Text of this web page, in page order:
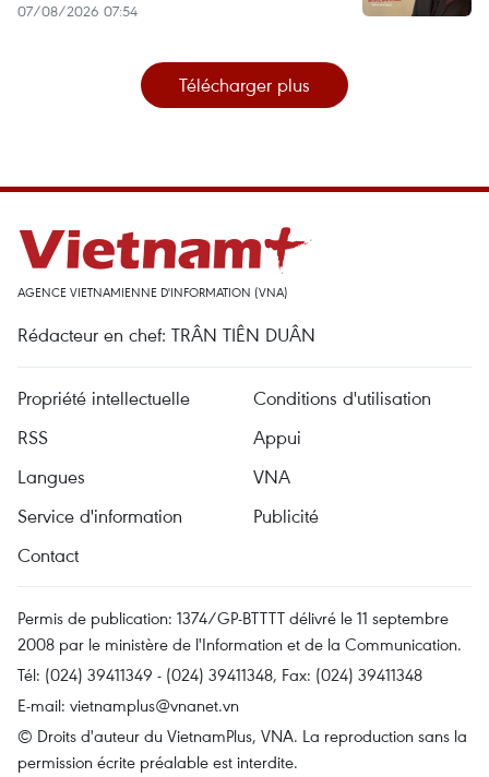
07/08/2026 07:54
Télécharger plus
AGENCE VIETNAMIENNE D'INFORMATION (VNA)
Rédacteur en chef: TRÂN TIÊN DUÂN
Propriété intellectuelle
Conditions d'utilisation
RSS
Appui
Langues
VNA
Service d'information
Publicité
Contact
Permis de publication: 1374/GP-BTTTT délivré le 11 septembre
2008 par le ministère de l'Information et de la Communication.
Tél: (024) 39411349 - (024) 39411348, Fax: (024) 39411348
E-mail: vietnamplus@vnanet.vn
© Droits d'auteur du VietnamPlus, VNA. La reproduction sans la
permission écrite préalable est interdite.